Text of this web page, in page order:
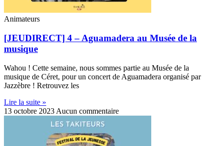
Animateurs
[JEUDIRECT] 4 – Aguamadera au Musée de la
musique
Wahou ! Cette semaine, nous sommes partie au Musée de la
musique de Céret, pour un concert de Aguamadera organisé par
Jazzèbre ! Retrouvez les
Lire la suite »
13 octobre 2023 Aucun commentaire